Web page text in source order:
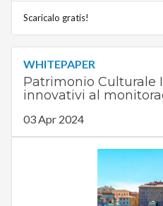
Scaricalo gratis!
WHITEPAPER
Patrimonio Culturale
innovativi al
03 Apr 2024